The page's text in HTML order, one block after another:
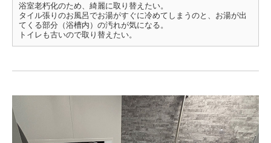
浴室老朽化のため、綺麗に取り替えたい。
タイル張りのお風呂でお湯がすぐに冷めてしまうのと、お湯が出
てくる部分（浴槽内）の汚れが気になる。
トイレも古いので取り替えたい。